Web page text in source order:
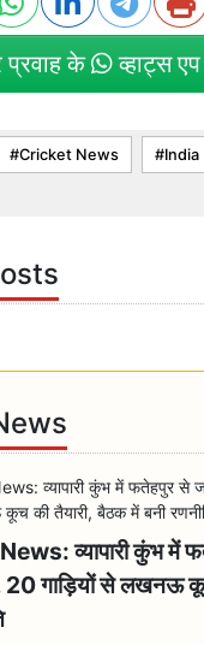
प्रवाह के व्हाट्स
Cricket News India
व्यापारी कुंभ में
20 गाड़ियों से लखनऊ